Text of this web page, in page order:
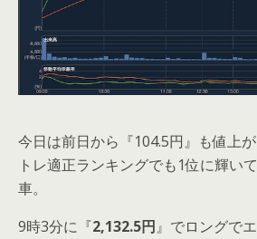
今日は前日から『104.5円』も値上
トレ適正ランキングでも1位に輝い
車。
9時3分に『2,132.5円』でロングで